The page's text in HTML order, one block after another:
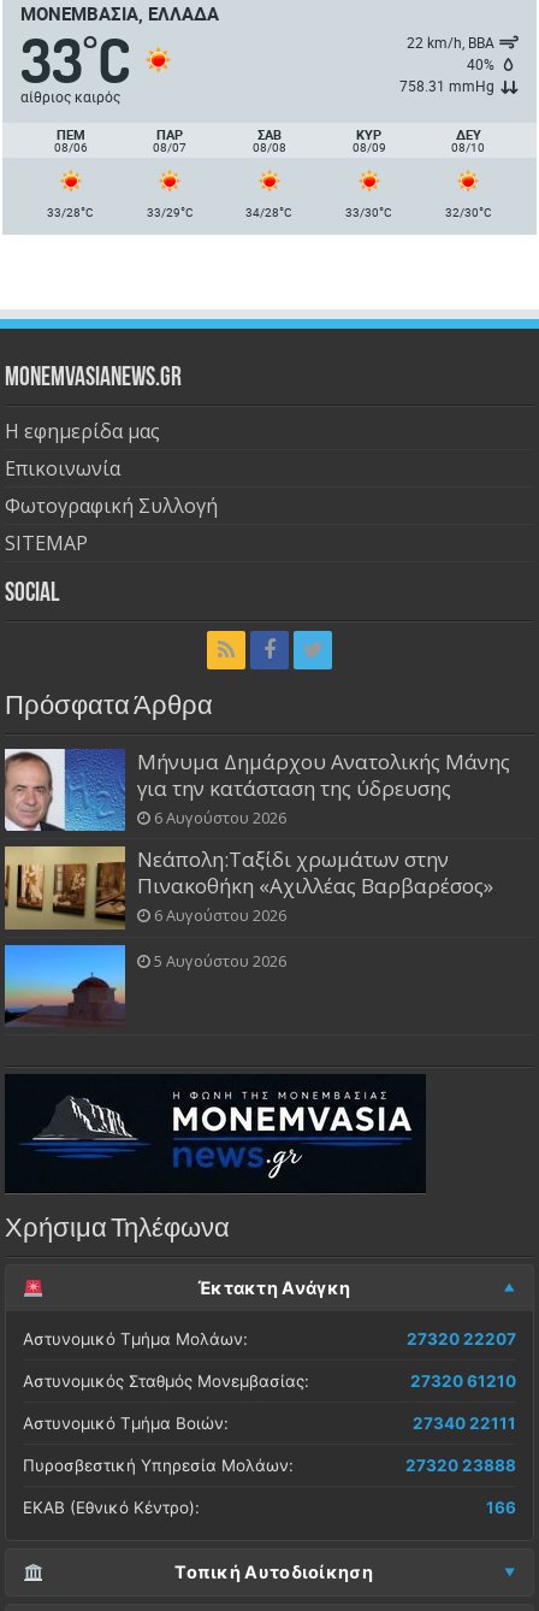
ΜΟΝΕΜΒΑΣΙΆ, ΕΛΛΆΔΑ
33°C
αίθριος καιρός
22 km/h, ΒΒΑ
40%
758.31 mmHg
ΠΈΜ
08/06
ΠΑΡ
08/07
ΣΑΒ
08/08
ΚΥΡ
08/09
ΔΕΥ
08/10
33/28°C 33/29°C 34/28°C 33/30°C 32/30°C
Monemvasianews.gr
Η εφημερίδα μας
Επικοινωνία
Φωτογραφική Συλλογή
SITEMAP
Social
Πρόσφατα Άρθρα
Μήνυμα Δημάρχου Ανατολικής Μάνης
για την κατάσταση της ύδρευσης
6 Αυγούστου 2026
Νεάπολη:Ταξίδι χρωμάτων στην
Πινακοθήκη «Αχιλλέας Βαρβαρέσος»
6 Αυγούστου 2026
5 Αυγούστου 2026
Χρήσιμα Τηλέφωνα
Έκτακτη Ανάγκη
Αστυνομικό Τμήμα Μολάων: 27320 22207
Αστυνομικός Σταθμός Μονεμβασίας: 27320 61210
Αστυνομικό Τμήμα Βοιών: 27340 22111
Πυροσβεστική Υπηρεσία Μολάων: 27320 23888
ΕΚΑΒ (Εθνικό Κέντρο): 166
Τοπική Αυτοδιοίκηση